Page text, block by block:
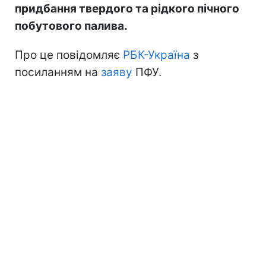
придбання твердого та рідкого пічного
побутового палива.
Про це повідомляє РБК-Україна з
посиланням на заяву ПФУ.